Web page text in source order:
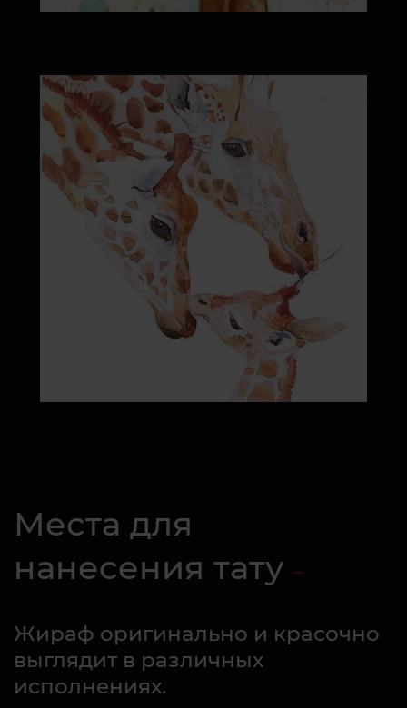
Места для
нанесения тату
Жираф оригинально и красочно
выглядит в различных
исполнениях.